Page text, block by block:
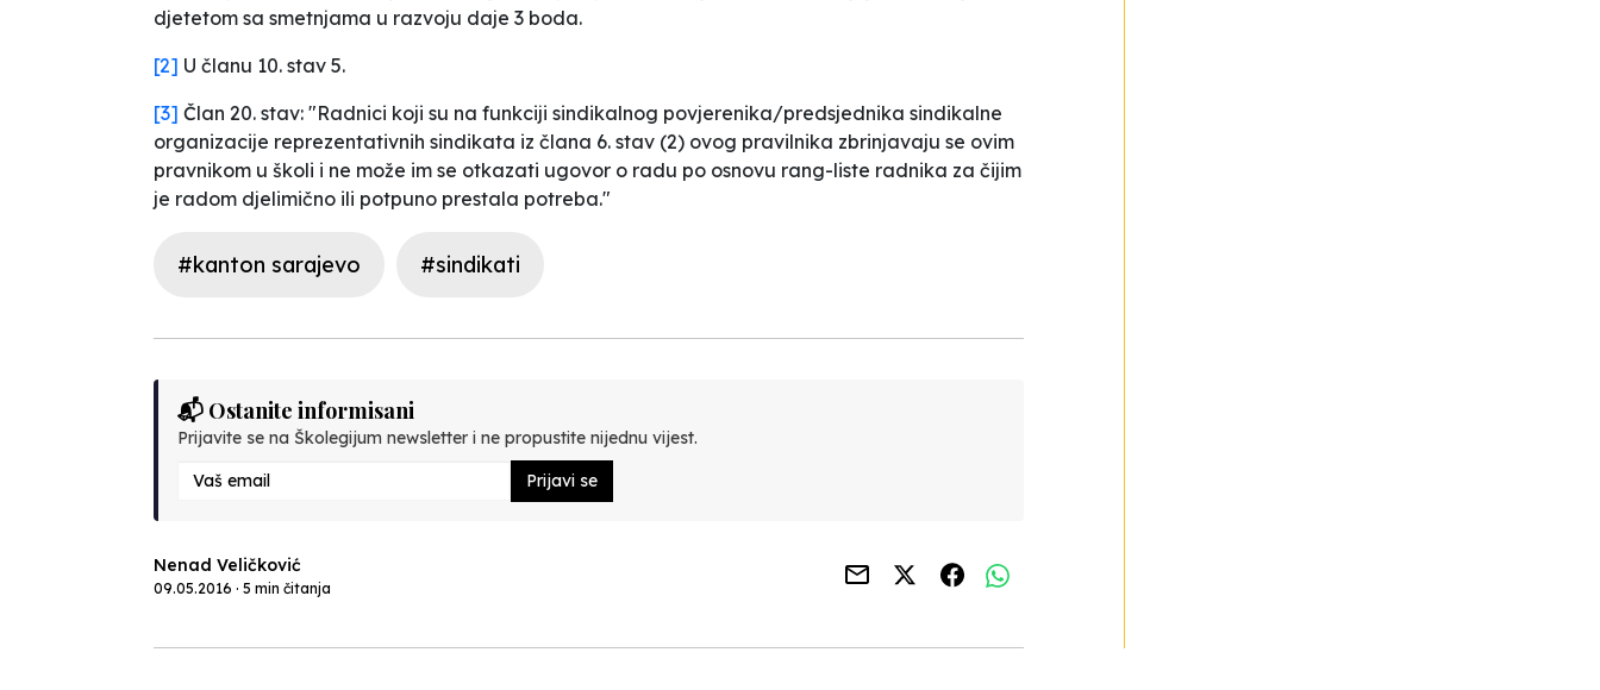
djetetom sa smetnjama u razvoju daje 3 boda.
[2] U članu 10. stav 5.
[3] Član 20. stav: "Radnici koji su na funkciji sindikalnog povjerenika/predsjednika sindikalne
organizacije reprezentativnih sindikata iz člana 6. stav (2) ovog pravilnika zbrinjavaju se ovim
pravnikom u školi i ne može im se otkazati ugovor o radu po osnovu rang-liste radnika za čijim
je radom djelimično ili potpuno prestala potreba."
#kanton sarajevo #sindikati
📬 Ostanite informisani
Prijavite se na Školegijum newsletter i ne propustite nijednu vijest.
Prijavi se
Nenad Veličković
09.05.2016 · 5 min čitanja